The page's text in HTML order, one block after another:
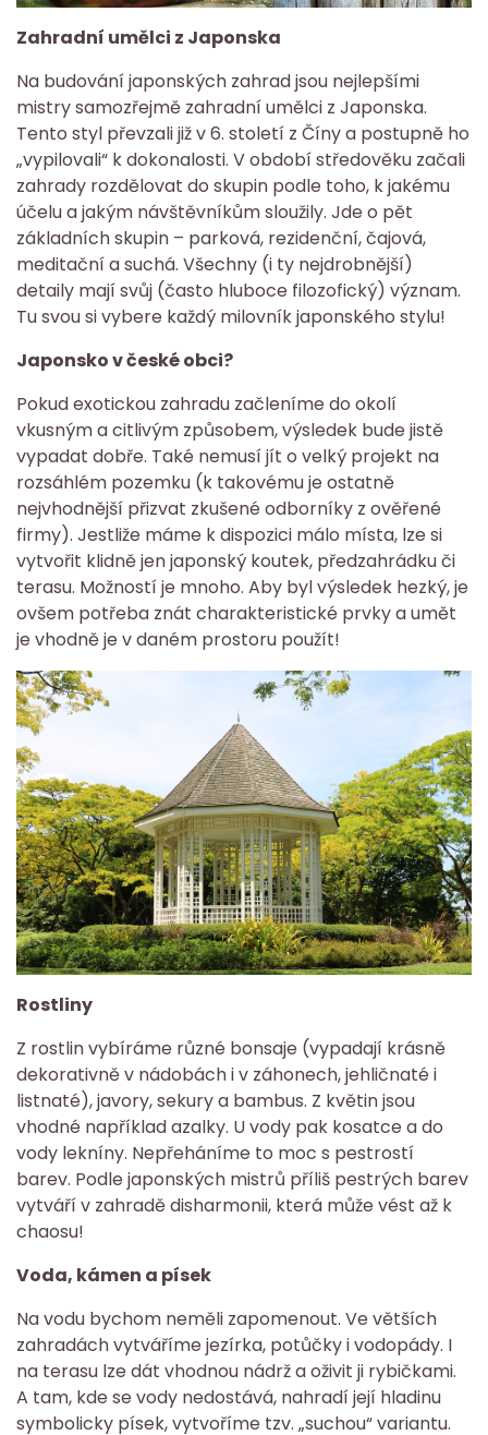
Zahradní umělci z Japonska
Na budování japonských zahrad jsou nejlepšími
mistry samozřejmě zahradní umělci z Japonska.
Tento styl převzali již v 6. století z Číny a postupně ho
„vypilovali“ k dokonalosti. V období středověku začali
zahrady rozdělovat do skupin podle toho, k jakému
účelu a jakým návštěvníkům sloužily. Jde o pět
základních skupin – parková, rezidenční, čajová,
meditační a suchá. Všechny (i ty nejdrobnější)
detaily mají svůj (často hluboce filozofický) význam.
Tu svou si vybere každý milovník japonského stylu!
Japonsko v české obci?
Pokud exotickou zahradu začleníme do okolí
vkusným a citlivým způsobem, výsledek bude jistě
vypadat dobře. Také nemusí jít o velký projekt na
rozsáhlém pozemku (k takovému je ostatně
nejvhodnější přizvat zkušené odborníky z ověřené
firmy). Jestliže máme k dispozici málo místa, lze si
vytvořit klidně jen japonský koutek, předzahrádku či
terasu. Možností je mnoho. Aby byl výsledek hezký, je
ovšem potřeba znát charakteristické prvky a umět
je vhodně je v daném prostoru použít!
Rostliny
Z rostlin vybíráme různé bonsaje (vypadají krásně
dekorativně v nádobách i v záhonech, jehličnaté i
listnaté), javory, sekury a bambus. Z květin jsou
vhodné například azalky. U vody pak kosatce a do
vody lekníny. Nepřeháníme to moc s pestrostí
barev. Podle japonských mistrů příliš pestrých barev
vytváří v zahradě disharmonii, která může vést až k
chaosu!
Voda, kámen a písek
Na vodu bychom neměli zapomenout. Ve větších
zahradách vytváříme jezírka, potůčky i vodopády. I
na terasu lze dát vhodnou nádrž a oživit ji rybičkami.
A tam, kde se vody nedostává, nahradí její hladinu
symbolicky písek, vytvoříme tzv. „suchou“ variantu.